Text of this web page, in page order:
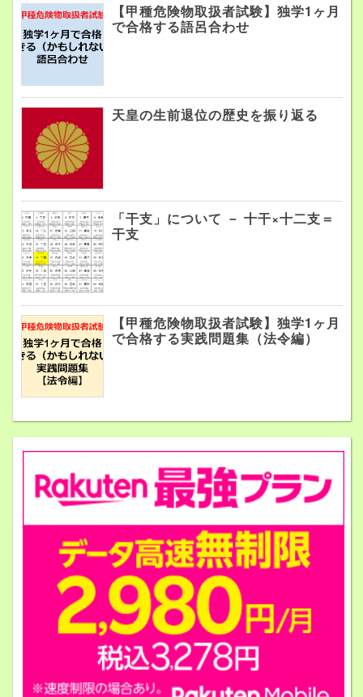
【甲種危険物取扱者試験】独学1ヶ月
で合格する語呂合わせ
天皇の生前退位の歴史を振り返る
「干支」について － 十干×十二支＝
干支
【甲種危険物取扱者試験】独学1ヶ月
で合格する実践問題集（法令編）